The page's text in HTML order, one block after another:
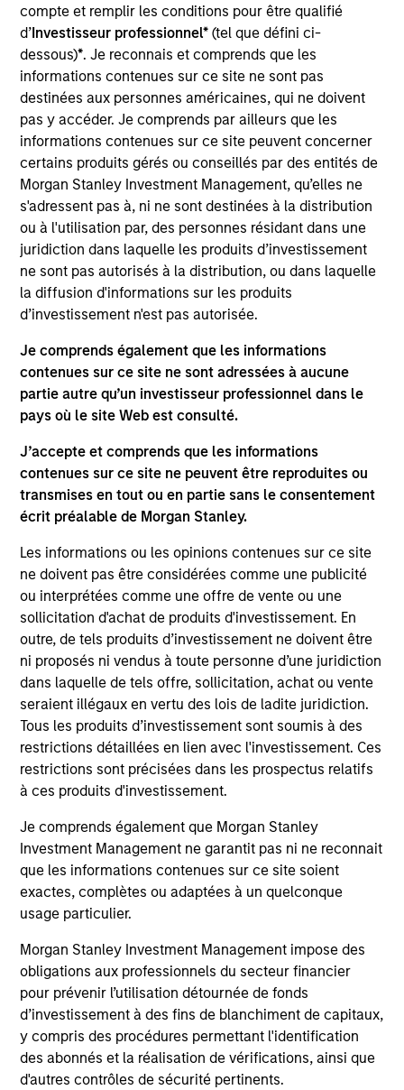
compte et remplir les conditions pour être qualifié
d’Investisseur professionnel*(tel que défini ci-
dessous)*. Je reconnais et comprends que les
informations contenues sur ce site ne sont pas
destinées aux personnes américaines, qui ne doivent
pas y accéder. Je comprends par ailleurs que les
informations contenues sur ce site peuvent concerner
certains produits gérés ou conseillés par des entités de
Morgan Stanley Investment Management, qu’elles ne
s'adressent pas à, ni ne sont destinées à la distribution
ou à l'utilisation par, des personnes résidant dans une
juridiction dans laquelle les produits d’investissement
ne sont pas autorisés à la distribution, ou dans laquelle
la diffusion d'informations sur les produits
d’investissement n'est pas autorisée.
Je comprends également que les informations
contenues sur ce site ne sont adressées à aucune
partie autre qu’un investisseur professionnel dans le
pays où le site Web est consulté.
J’accepte et comprends que les informations
contenues sur ce site ne peuvent être reproduites ou
transmises en tout ou en partie sans le consentement
écrit préalable de Morgan Stanley.
Les informations ou les opinions contenues sur ce site
ne doivent pas être considérées comme une publicité
ou interprétées comme une offre de vente ou une
sollicitation d'achat de produits d'investissement. En
outre, de tels produits d’investissement ne doivent être
ni proposés ni vendus à toute personne d’une juridiction
dans laquelle de tels offre, sollicitation, achat ou vente
seraient illégaux en vertu des lois de ladite juridiction.
Tous les produits d’investissement sont soumis à des
restrictions détaillées en lien avec l'investissement. Ces
restrictions sont précisées dans les prospectus relatifs
à ces produits d'investissement.
Je comprends également que Morgan Stanley
Investment Management ne garantit pas ni ne reconnait
que les informations contenues sur ce site soient
exactes, complètes ou adaptées à un quelconque
usage particulier.
Morgan Stanley Investment Management impose des
obligations aux professionnels du secteur financier
pour prévenir l’utilisation détournée de fonds
d’investissement à des fins de blanchiment de capitaux,
y compris des procédures permettant l'identification
des abonnés et la réalisation de vérifications, ainsi que
d'autres contrôles de sécurité pertinents.
Dana is an executive director of Morgan Stanley
and an analyst on the Eaton Vance Core/Growth
team. He joined Eaton Vance in 2018. Morgan
Stanley acquired Eaton Vance in March 2021. Dana
began his career in the investment management
industry in 2003 and has historically covered the
industrial, technology and materials sectors. Before
joining Eaton Vance, he was a vice president and
senior equity analyst at Loomis, Sayles & Company
and a managing director at Manulife Asset
Management. He was previously affiliated with
Middleton & Co. and Bear, Stearns & Co., Inc. Dana
earned a B.A. in economics from Colby College and
Georgetown University. He is a CFA charterholder
and member of CFA Society Boston.
Team Insights
ARTICLE
AI Funding: The Bull and Bear
Investment Cases
Is AI fueling a new productivity supercycle or
market? Eaton Vance’s equity teams explore
both views in their “Bull vs. Bear” debate.
01-DEC-2025